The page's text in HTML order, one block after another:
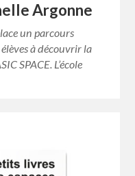
Argonne
un parcours
à découvrir la
SPACE. L’école